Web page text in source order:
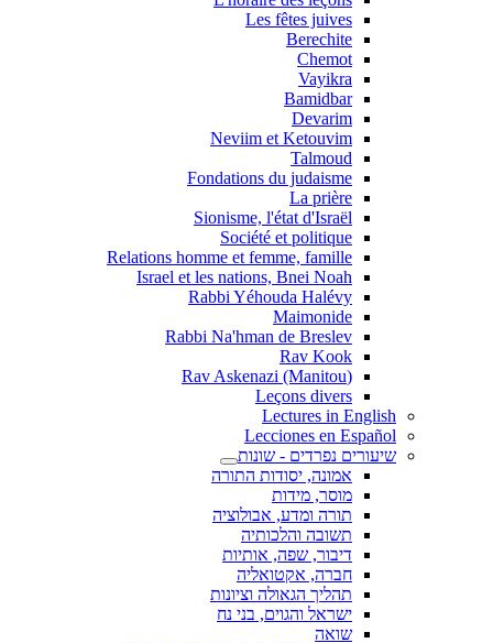
Les fêtes juives
Berechite
Chemot
Vayikra
Bamidbar
Devarim
Neviim et Ketouvim
Talmoud
Fondations du judaisme
La prière
Sionisme, l'état d'Israël
Société et politique
Relations homme et femme, famille
Israel et les nations, Bnei Noah
Rabbi Yéhouda Halévy
Maimonide
Rabbi Na'hman de Breslev
Rav Kook
(Rav Askenazi (Manitou
Leçons divers
Lectures in English
Lecciones en Español
שיעורים נפרדים - שונות
אמונה, יסודות התורה
מוסר, מידות
תורה ומדע, אבולוציה
תשובה והלכותיה
דיבור, שפה, אותיות
חברה, אקטואליה
תהליך הגאולה וציונות
ישראל והגוים, בני נח
שואה